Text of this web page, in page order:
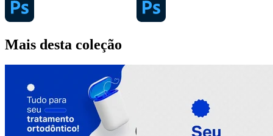
Mais desta coleção